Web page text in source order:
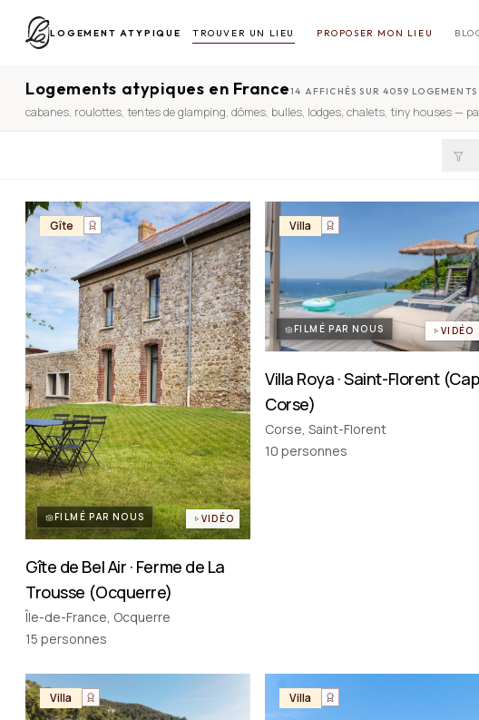
LOGEMENT ATYPIQUE TROUVER UN LIEU PROPOSER MON LIEU
Logements atypiques en France14 AFFICHÉS SUR 4059 LOGEMENTS
cabanes, roulottes, tentes de glamping, dômes, bulles, lodges, chalets, tiny houses—
Gîte
FILMÉ PAR NOUS VIDÉO
Gîte de Bel Air · Ferme de La
Trousse (Ocquerre)
Île-de-France, Ocquerre
15 personnes
Villa
FILMÉ PAR NOUS VIDÉO
Villa Roya · Saint-Florent (Cap
Corse)
Corse, Saint-Florent
10 personnes
Villa Villa